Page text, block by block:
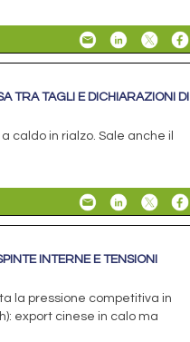
TRA TAGLI E DICHIARAZIONI DI
caldo in rialzo. Sale anche il
INTERNE E TENSIONI
la pressione competitiva in
export cinese in calo ma